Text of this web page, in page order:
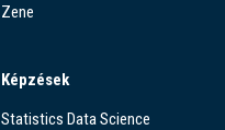
Zene
Képzések
Statistics Data Science